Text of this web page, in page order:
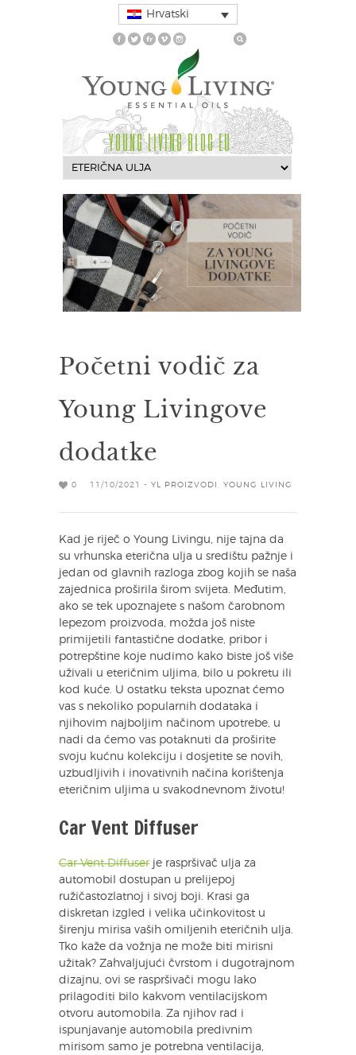
Hrvatski
YOUNG LIVING BLOG EU
Početni vodič za
Young Livingove
dodatke
0 11/10/2021 - YL PROIZVODI YOUNG LIVING
Kad je riječ o Young Livingu, nije tajna da
su vrhunska eterična ulja u središtu pažnje i
jedan od glavnih razloga zbog kojih se naša
zajednica proširila širom svijeta. Međutim,
ako se tek upoznajete s našom čarobnom
lepezom proizvoda, možda još niste
primijetili fantastične dodatke, pribor i
potrepštine koje nudimo kako biste još više
uživali u eteričnim uljima, bilo u pokretu ili
kod kuće. U ostatku teksta upoznat ćemo
vas s nekoliko popularnih dodataka i
njihovim najboljim načinom upotrebe, u
nadi da ćemo vas potaknuti da proširite
svoju kućnu kolekciju i dosjetite se novih,
uzbudljivih i inovativnih načina korištenja
eteričnim uljima u svakodnevnom životu!
Car Vent Diffuser
Car Vent Diffuser je raspršivač ulja za
automobil dostupan u prelijepoj
ružičastozlatnoj i sivoj boji. Krasi ga
diskretan izgled i velika učinkovitost u
širenju mirisa vaših omiljenih eteričnih ulja.
Tko kaže da vožnja ne može biti mirisni
užitak? Zahvaljujući čvrstom i dugotrajnom
dizajnu, ovi se raspršivači mogu lako
prilagoditi bilo kakvom ventilacijskom
otvoru automobila. Za njihov rad i
ispunjavanje automobila predivnim
mirisom samo je potrebna ventilacija,